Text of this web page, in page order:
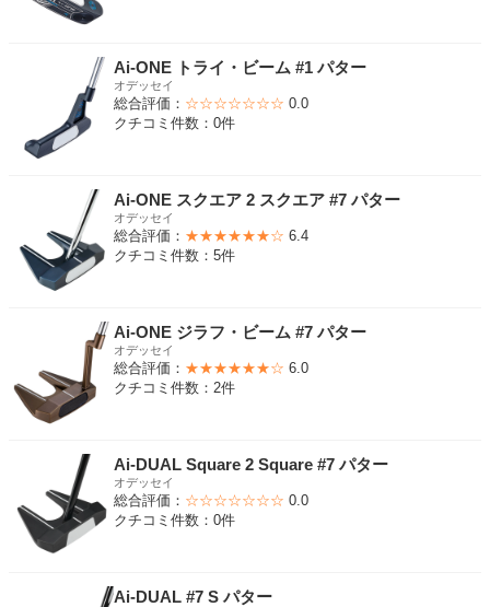
Ai-ONE トライ・ビーム #1 パター
オデッセイ
総合評価： ☆☆☆☆☆☆☆ 0.0
クチコミ件数：0件
Ai-ONE スクエア 2 スクエア #7 パター
オデッセイ
総合評価： ★★★★★★☆ 6.4
クチコミ件数：5件
Ai-ONE ジラフ・ビーム #7 パター
オデッセイ
総合評価： ★★★★★★☆ 6.0
クチコミ件数：2件
Ai-DUAL Square 2 Square #7 パター
オデッセイ
総合評価： ☆☆☆☆☆☆☆ 0.0
クチコミ件数：0件
Ai-DUAL #7 S パター